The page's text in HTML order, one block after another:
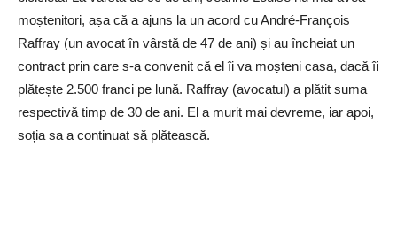
moștenitori, așa că a ajuns la un acord cu André-François
Raffray (un avocat în vârstă de 47 de ani) și au încheiat un
contract prin care s-a convenit că el îi va moșteni casa, dacă îi
plătește 2.500 franci pe lună. Raffray (avocatul) a plătit suma
respectivă timp de 30 de ani. El a murit mai devreme, iar apoi,
soția sa a continuat să plătească.